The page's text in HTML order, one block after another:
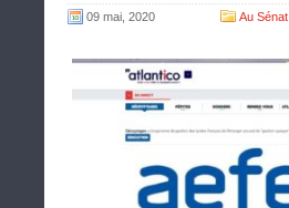
09 mai, 2020 Au Sénat